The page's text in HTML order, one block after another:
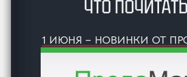
ЧТО ПОЧИТАТЬ
1 ИЮНЯ – НОВИНКИ ОТ